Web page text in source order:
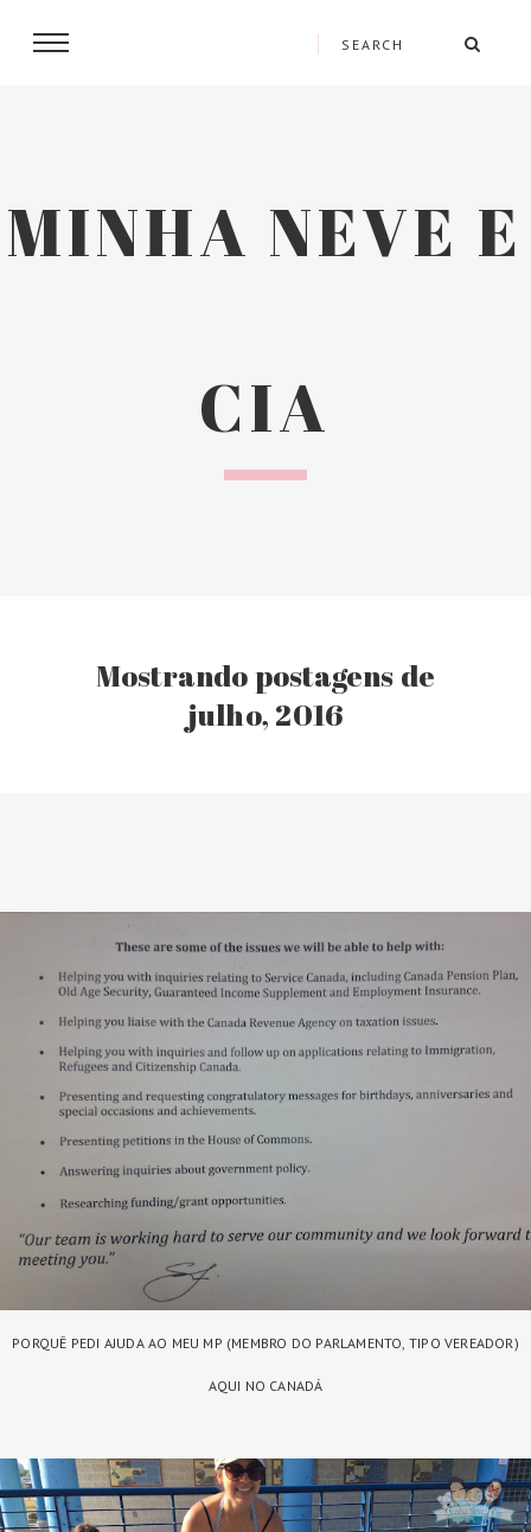
MINHA NEVE E
CIA
Mostrando postagens de
julho, 2016
PORQUÊ PEDI AJUDA AO MEU MP (MEMBRO DO PARLAMENTO, TIPO VEREADOR)
AQUI NO CANADÁ